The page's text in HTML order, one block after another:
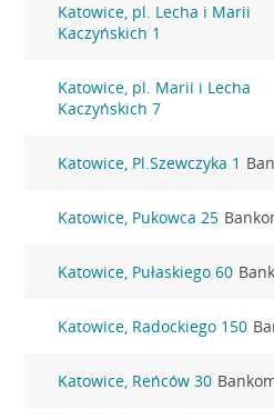
Katowice, pl. Lecha i Marii
Kaczyńskich 1
Katowice, pl. Marii i Lecha
Kaczyńskich 7
Katowice, Pl.Szewczyka 1
Katowice, Pukowca 25
Katowice, Pułaskiego 60
Katowice, Radockiego 150
Katowice, Reńców 30